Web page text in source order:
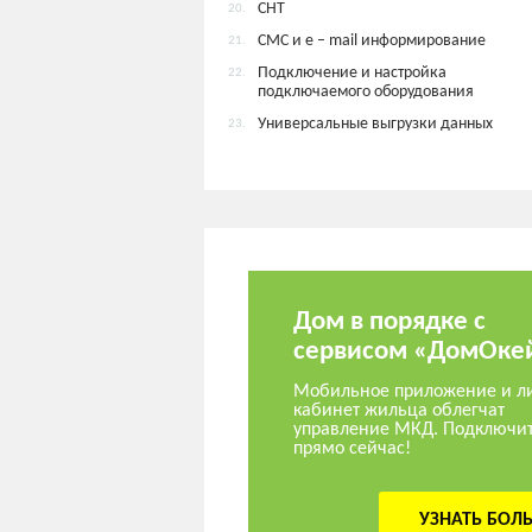
20. СНТ
21. СМС и e – mail информирование
22.
Подключение и настройка
подключаемого оборудования
23. Универсальные выгрузки данных
Дом в порядке с
сервисом
Мобильное приложение и
кабинет жильца облегчат
управление МКД.
прямо сейчас!
УЗНАТЬ